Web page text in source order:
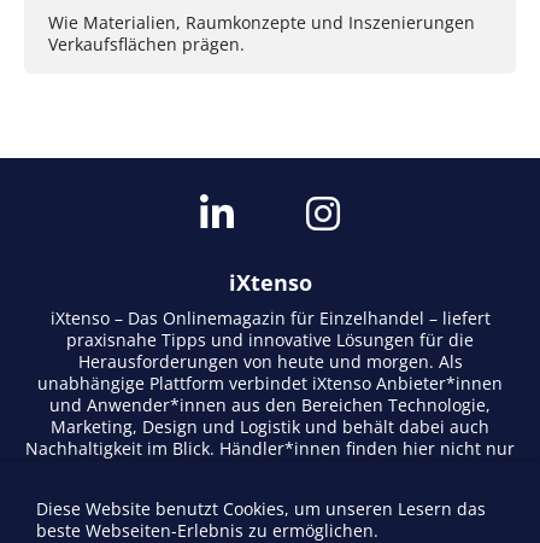
Wie Materialien, Raumkonzepte und Inszenierungen
Verkaufsflächen prägen.
iXtenso
iXtenso – Das Onlinemagazin für Einzelhandel – liefert
praxisnahe Tipps und innovative Lösungen für die
Herausforderungen von heute und morgen. Als
unabhängige Plattform verbindet iXtenso Anbieter*innen
und Anwender*innen aus den Bereichen Technologie,
Marketing, Design und Logistik und behält dabei auch
Nachhaltigkeit im Blick. Händler*innen finden hier nicht nur
lebendigen Schreibstil und relevantem Content fördert das
Magazin den Austausch innerhalb der Retail-Community.
Diese Website benutzt Cookies, um unseren Lesern das
beste Webseiten-Erlebnis zu ermöglichen.